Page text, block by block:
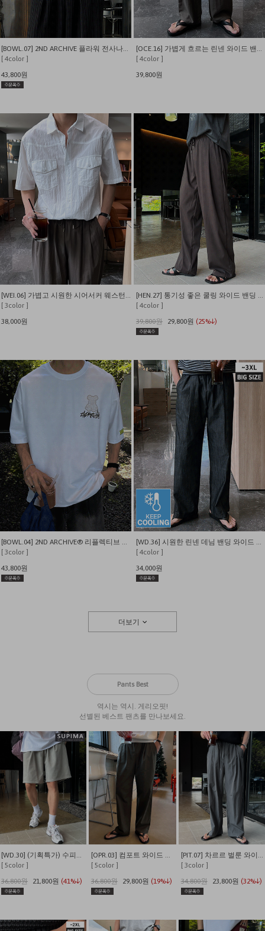
[BOWL.07] 2ND ARCHIVE 플라워 전사나염 오버핏 반팔티
[ 4color ]
43,800원
[OCE.16] 가볍게 흐르는 린넨 와이드 밴딩 팬츠
[ 4color ]
39,800원
[WEI.06] 가볍고 시원한 시어서커 웨스턴 반팔 셔츠
[ 3color ]
38,000원
[HEN.27] 통기성 좋은 쿨링 와이드 밴딩 슬랙스
[ 4color ]
39,800원
29,800원 (25%↓)
[ 3color ]
43,800원
[ 4color ]
34,000원
더보기
Pants Best
역시는 역시. 게리오핏!
선별된 베스트 팬츠를 만나보세요.
[ 5color ]
36,800원
21,800원 (41%↓)
[ 5color ]
36,800원
29,800원 (19%↓)
[ 3color ]
34,800원
23,800원 (32%↓)